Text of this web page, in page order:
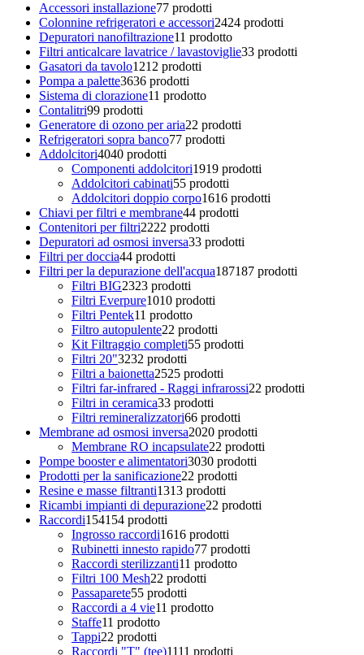
Accessori installazione77 prodotti
Colonnine refrigeratori e accessori2424 prodotti
Depuratori nanofiltrazione11 prodotto
Filtri anticalcare lavatrice / lavastoviglie33 prodotti
Gasatori da tavolo1212 prodotti
Pompa a palette3636 prodotti
Sistema di clorazione11 prodotto
Contalitri99 prodotti
Generatore di ozono per aria22 prodotti
Refrigeratori sopra banco77 prodotti
Addolcitori4040 prodotti
Componenti addolcitori1919 prodotti
Addolcitori cabinati55 prodotti
Addolcitori doppio corpo1616 prodotti
Chiavi per filtri e membrane44 prodotti
Contenitori per filtri2222 prodotti
Depuratori ad osmosi inversa33 prodotti
Filtri per doccia44 prodotti
Filtri per la depurazione dell'acqua187187 prodotti
Filtri BIG2323 prodotti
Filtri Everpure1010 prodotti
Filtri Pentek11 prodotto
Filtro autopulente22 prodotti
Kit Filtraggio completi55 prodotti
Filtri 20"3232 prodotti
Filtri a baionetta2525 prodotti
Filtri far-infrared - Raggi infrarossi22 prodotti
Filtri in ceramica33 prodotti
Filtri remineralizzatori66 prodotti
Membrane ad osmosi inversa2020 prodotti
Membrane RO incapsulate22 prodotti
Pompe booster e alimentatori3030 prodotti
Prodotti per la sanificazione22 prodotti
Resine e masse filtranti1313 prodotti
Ricambi impianti di depurazione22 prodotti
Raccordi154154 prodotti
Ingrosso raccordi1616 prodotti
Rubinetti innesto rapido77 prodotti
Raccordi sterilizzanti11 prodotto
Filtri 100 Mesh22 prodotti
Passaparete55 prodotti
Raccordi a 4 vie11 prodotto
Staffe11 prodotto
Tappi22 prodotti
Raccordi "T" (tee)1111 prodotti